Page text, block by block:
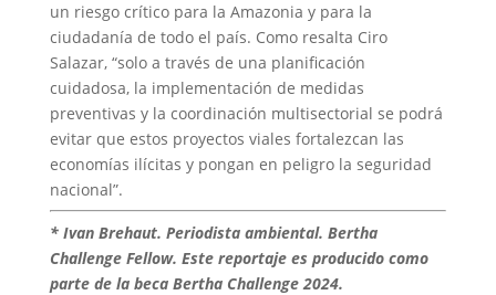
un riesgo crítico para la Amazonia y para la
ciudadanía de todo el país. Como resalta Ciro
Salazar, “solo a través de una planificación
cuidadosa, la implementación de medidas
preventivas y la coordinación multisectorial se podrá
evitar que estos proyectos viales fortalezcan las
economías ilícitas y pongan en peligro la seguridad
nacional”.
* Ivan Brehaut. Periodista ambiental. Bertha
Challenge Fellow. Este reportaje es producido como
parte de la beca Bertha Challenge 2024.